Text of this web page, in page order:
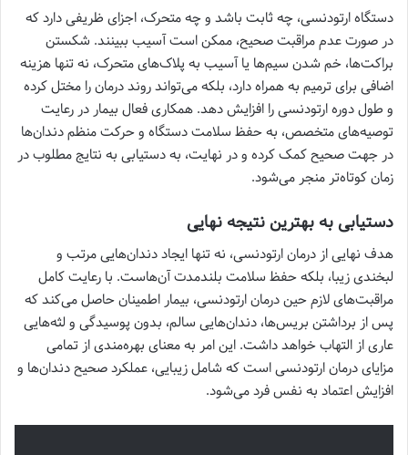
دستگاه ارتودنسی، چه ثابت باشد و چه متحرک، اجزای ظریفی دارد که
در صورت عدم مراقبت صحیح، ممکن است آسیب ببینند. شکستن
براکت‌ها، خم شدن سیم‌ها یا آسیب به پلاک‌های متحرک، نه تنها هزینه
اضافی برای ترمیم به همراه دارد، بلکه می‌تواند روند درمان را مختل کرده
و طول دوره ارتودنسی را افزایش دهد. همکاری فعال بیمار در رعایت
توصیه‌های متخصص، به حفظ سلامت دستگاه و حرکت منظم دندان‌ها
در جهت صحیح کمک کرده و در نهایت، به دستیابی به نتایج مطلوب در
زمان کوتاه‌تر منجر می‌شود.
دستیابی به بهترین نتیجه نهایی
هدف نهایی از درمان ارتودنسی، نه تنها ایجاد دندان‌هایی مرتب و
لبخندی زیبا، بلکه حفظ سلامت بلندمدت آن‌هاست. با رعایت کامل
مراقبت‌های لازم حین درمان ارتودنسی، بیمار اطمینان حاصل می‌کند که
پس از برداشتن بریس‌ها، دندان‌هایی سالم، بدون پوسیدگی و لثه‌هایی
عاری از التهاب خواهد داشت. این امر به معنای بهره‌مندی از تمامی
مزایای درمان ارتودنسی است که شامل زیبایی، عملکرد صحیح دندان‌ها و
افزایش اعتماد به نفس فرد می‌شود.